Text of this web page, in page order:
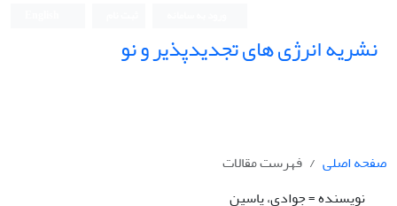
نشریه انرژی های تجدیدپذیر و نو
صفحه اصلی
فهرست مقالات
نویسنده =جوادی، یاسین